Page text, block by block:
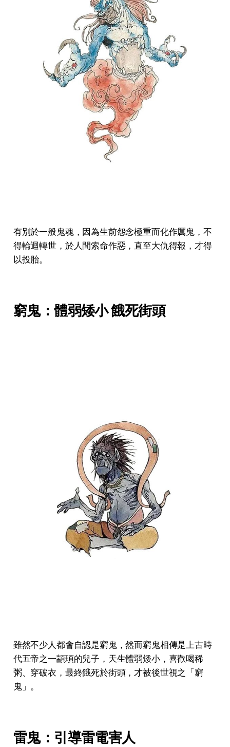
有別於一般鬼魂，因為生前怨念極重而化作厲鬼，不
得輪迴轉世，於人間索命作惡，直至大仇得報，才得
以投胎。
窮鬼：體弱矮小 餓死街頭
雖然不少人都會自認是窮鬼，然而窮鬼相傳是上古時
代五帝之一顓頊的兒子，天生體弱矮小，喜歡喝稀
粥、穿破衣，最終餓死於街頭，才被後世視之「窮
鬼」。
雷鬼：引導雷電害人